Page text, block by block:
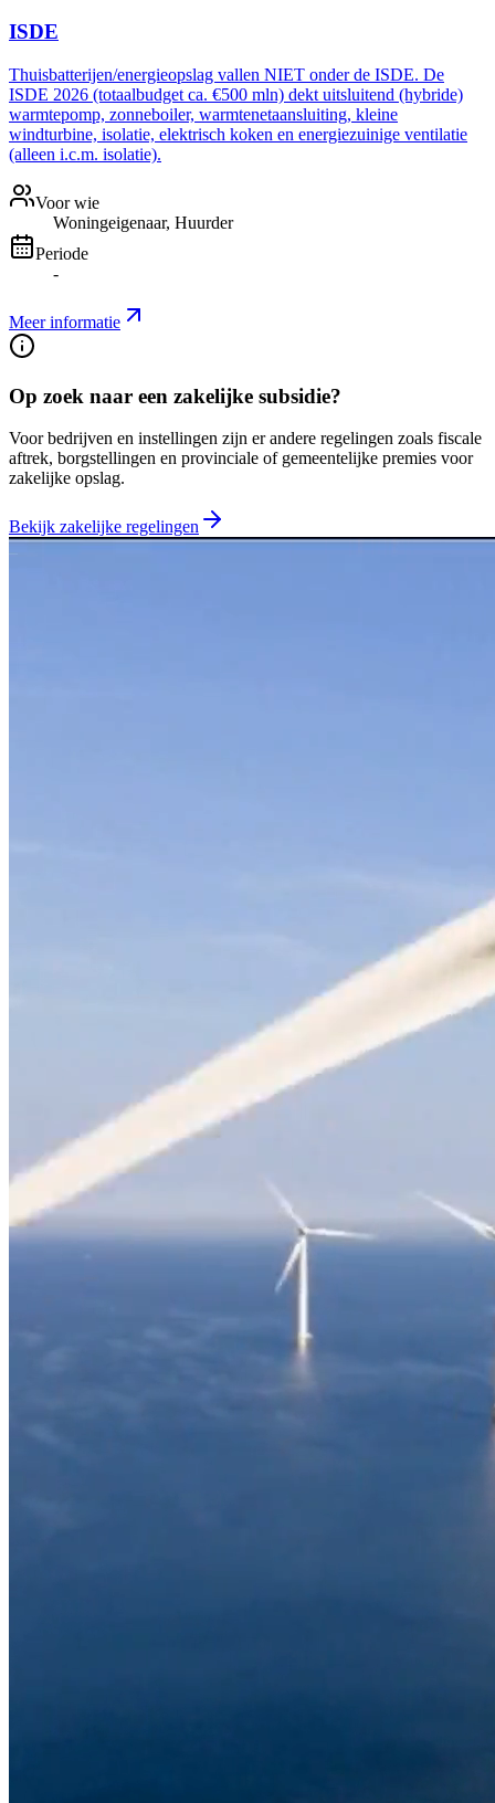
ISDE
Thuisbatterijen/energieopslag vallen NIET onder de ISDE. De
ISDE 2026 (totaalbudget ca. €500 mln) dekt uitsluitend (hybride)
warmtepomp, zonneboiler, warmtenetaansluiting, kleine
windturbine, isolatie, elektrisch koken en energiezuinige ventilatie
(alleen i.c.m. isolatie).
Voor wie
Woningeigenaar, Huurder
Periode
-
Meer informatie
Op zoek naar een zakelijke subsidie?
Voor bedrijven en instellingen zijn er andere regelingen zoals fiscale
aftrek, borgstellingen en provinciale of gemeentelijke premies voor
zakelijke opslag.
Bekijk zakelijke regelingen